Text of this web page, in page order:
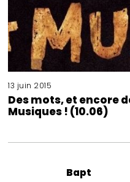
13 juin 2015
Des mots, et encore
Musiques ! (10.06)
Bapt